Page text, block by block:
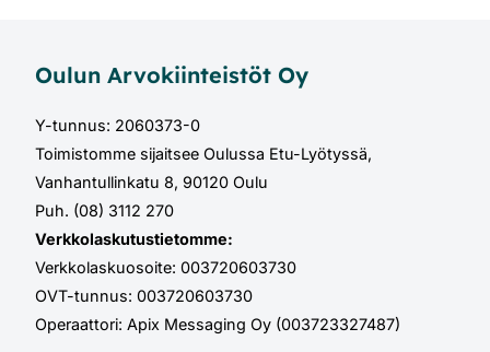
Oulun Arvokiinteistöt Oy
Y-tunnus: 2060373-0
Toimistomme sijaitsee Oulussa Etu-Lyötyssä,
Vanhantullinkatu 8, 90120 Oulu
Puh. (08) 3112 270
Verkkolaskutustietomme:
Verkkolaskuosoite: 003720603730
OVT-tunnus: 003720603730
Operaattori: Apix Messaging Oy (003723327487)